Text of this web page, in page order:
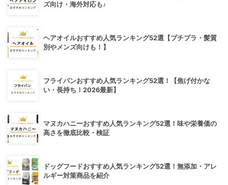
ズ向け・海外対応も♪
ヘアオイルおすすめ人気ランキング52選【プチプラ・髪質
別やメンズ向けも！】
フライパンおすすめ人気ランキング52選！【焦げ付かな
い・長持ち！2026最新】
マヌカハニーおすすめ人気ランキング52選！味や栄養価の
高さを徹底比較・検証
ドッグフードおすすめ人気ランキング52選！無添加・アレ
ルギー対策商品を紹介